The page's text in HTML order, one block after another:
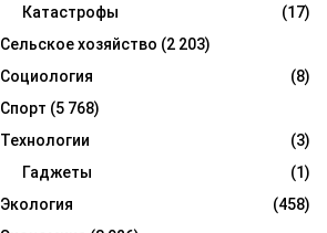
Катастрофы
(17)
Сельское хозяйство (2 203)
Социология
(8)
Спорт (5 768)
Технологии
(3)
Гаджеты
(1)
Экология
(458)